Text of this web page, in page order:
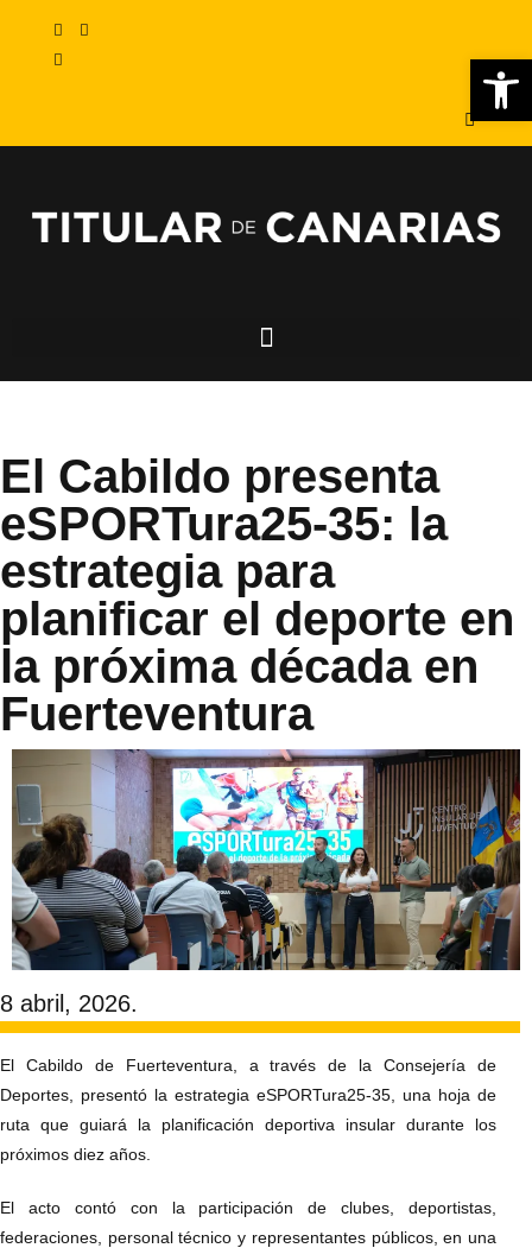
El Cabildo presenta
eSPORTura25-35: la
estrategia para
planificar el deporte en
la próxima década en
Fuerteventura
8 abril, 2026.
El Cabildo de Fuerteventura, a través de la Consejería de
Deportes, presentó la estrategia eSPORTura25-35, una hoja de
ruta que guiará la planificación deportiva insular durante los
próximos diez años.
El acto contó con la participación de clubes, deportistas,
federaciones, personal técnico y representantes públicos, en una